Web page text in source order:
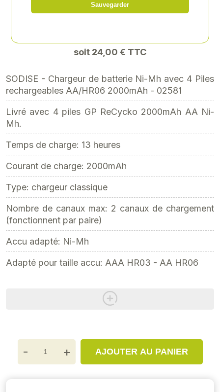
Référence: SODI02581
soit 24,00 € TTC
SODISE - Chargeur de batterie Ni-Mh avec 4 Piles
rechargeables AA/HR06 2000mAh - 02581
Livré avec 4 piles GP ReCycko 2000mAh AA Ni-
Mh.
Temps de charge: 13 heures
Courant de charge: 2000mAh
Type: chargeur classique
Nombre de canaux max: 2 canaux de chargement
(fonctionnent par paire)
Accu adapté: Ni-Mh
Adapté pour taille accu: AAA HR03 - AA HR06
- + AJOUTER AU PANIER
Sauvegarder